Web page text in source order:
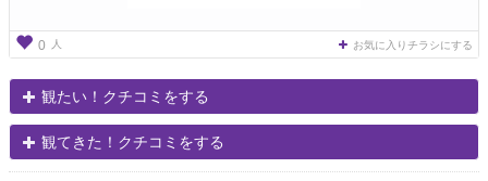
0 人 お気に入りチラシにする
観たい！クチコミをする
観てきた！クチコミをする